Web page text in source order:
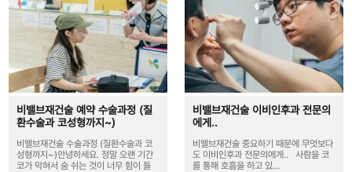
비밸브재건술 예약 수술과정 (질
환수술과 코성형까지~)
비밸브재건술 수술과정 (질환수술과 코
성형까지~)안녕하세요. 정말 오랜 기간
코가 막혀서 숨 쉬는 것이 너무 힘이 들
비밸브재건술 이비인후과 전문의
에게..
비밸브재건술 중요하기 때문에 무엇보다
도 이비인후과 전문의에게.. 사람을 코
를 통해 호흡을 하고 있...